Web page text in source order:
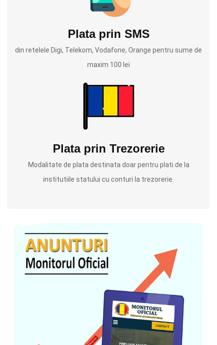
Plata prin SMS
din retelele Digi, Telekom, Vodafone, Orange pentru sume de
maxim 100 lei
Plata prin Trezorerie
Modalitate de plata destinata doar pentru plati de la
institutiile statului cu conturi la trezorerie.